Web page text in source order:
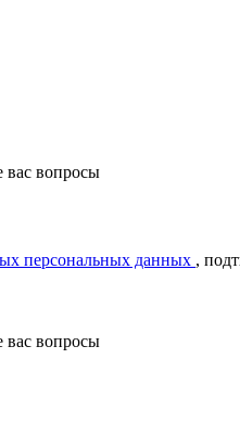
вас вопросы
персональных данных ,
вас вопросы